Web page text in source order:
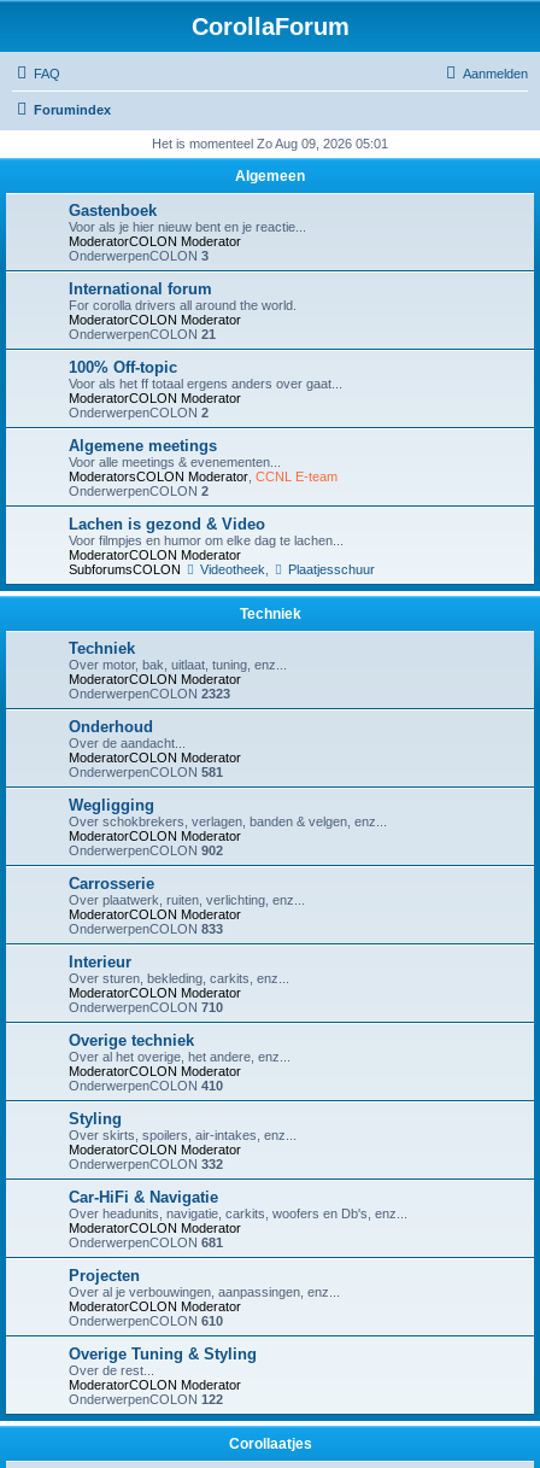
CorollaForum
FAQ Aanmelden
Forumindex
Het is momenteel Zo Aug 09, 2026 05:01
Algemeen
Gastenboek
Voor als je hier nieuw bent en je reactie...
ModeratorCOLON Moderator
OnderwerpenCOLON 3
International forum
For corolla drivers all around the world.
ModeratorCOLON Moderator
OnderwerpenCOLON 21
100% Off-topic
Voor als het ff totaal ergens anders over gaat...
ModeratorCOLON Moderator
OnderwerpenCOLON 2
Algemene meetings
Voor alle meetings & evenementen...
ModeratorsCOLON Moderator CCNL E-team
OnderwerpenCOLON 2
Lachen is gezond & Video
Voor filmpjes en humor om elke dag te lachen...
ModeratorCOLON Moderator
SubforumsCOLON
Videotheek Plaatjesschuur
Techniek
Techniek
Over motor, bak, uitlaat, tuning, enz...
ModeratorCOLON Moderator
OnderwerpenCOLON 2323
Onderhoud
Over de aandacht...
ModeratorCOLON Moderator
OnderwerpenCOLON 581
Wegligging
Over schokbrekers, verlagen, banden & velgen, enz...
ModeratorCOLON Moderator
OnderwerpenCOLON 902
Carrosserie
Over plaatwerk, ruiten, verlichting, enz...
ModeratorCOLON Moderator
OnderwerpenCOLON 833
Interieur
Over sturen, bekleding, carkits, enz...
ModeratorCOLON Moderator
OnderwerpenCOLON 710
Overige techniek
Over al het overige, het andere, enz...
ModeratorCOLON Moderator
OnderwerpenCOLON 410
Styling
Over skirts, spoilers, air-intakes, enz...
ModeratorCOLON Moderator
OnderwerpenCOLON 332
Car-HiFi & Navigatie
Over headunits, navigatie, carkits, woofers en Db's, enz...
ModeratorCOLON Moderator
OnderwerpenCOLON 681
Projecten
Over al je verbouwingen, aanpassingen, enz...
ModeratorCOLON Moderator
OnderwerpenCOLON 610
Overige Tuning & Styling
Over de rest...
ModeratorCOLON Moderator
OnderwerpenCOLON 122
Corollaatjes